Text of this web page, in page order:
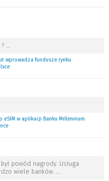
…
wprowadza fundusze rynku
eSIM w aplikacji Banku Millennium
powód nagrody. Usługa
wiele banków. …